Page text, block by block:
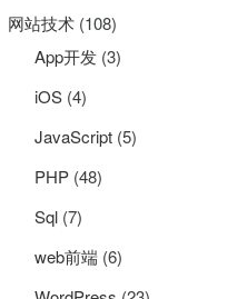
网站技术 (108)
App开发 (3)
iOS (4)
JavaScript (5)
PHP (48)
Sql (7)
web前端 (6)